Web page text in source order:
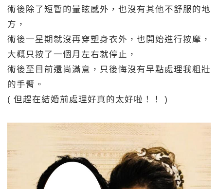
術後除了短暫的暈眩感外，也沒有其他不舒服的地
方，
術後一星期就沒再穿塑身衣外，也開始進行按摩，
大概只按了一個月左右就停止，
術後至目前還尚滿意，只後悔沒有早點處理我粗壯
的手臂。
( 但趕在結婚前處理好真的太好啦！！ )